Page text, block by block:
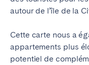
autour de l’île de la
Cette carte nous a
appartements plus
potentiel de